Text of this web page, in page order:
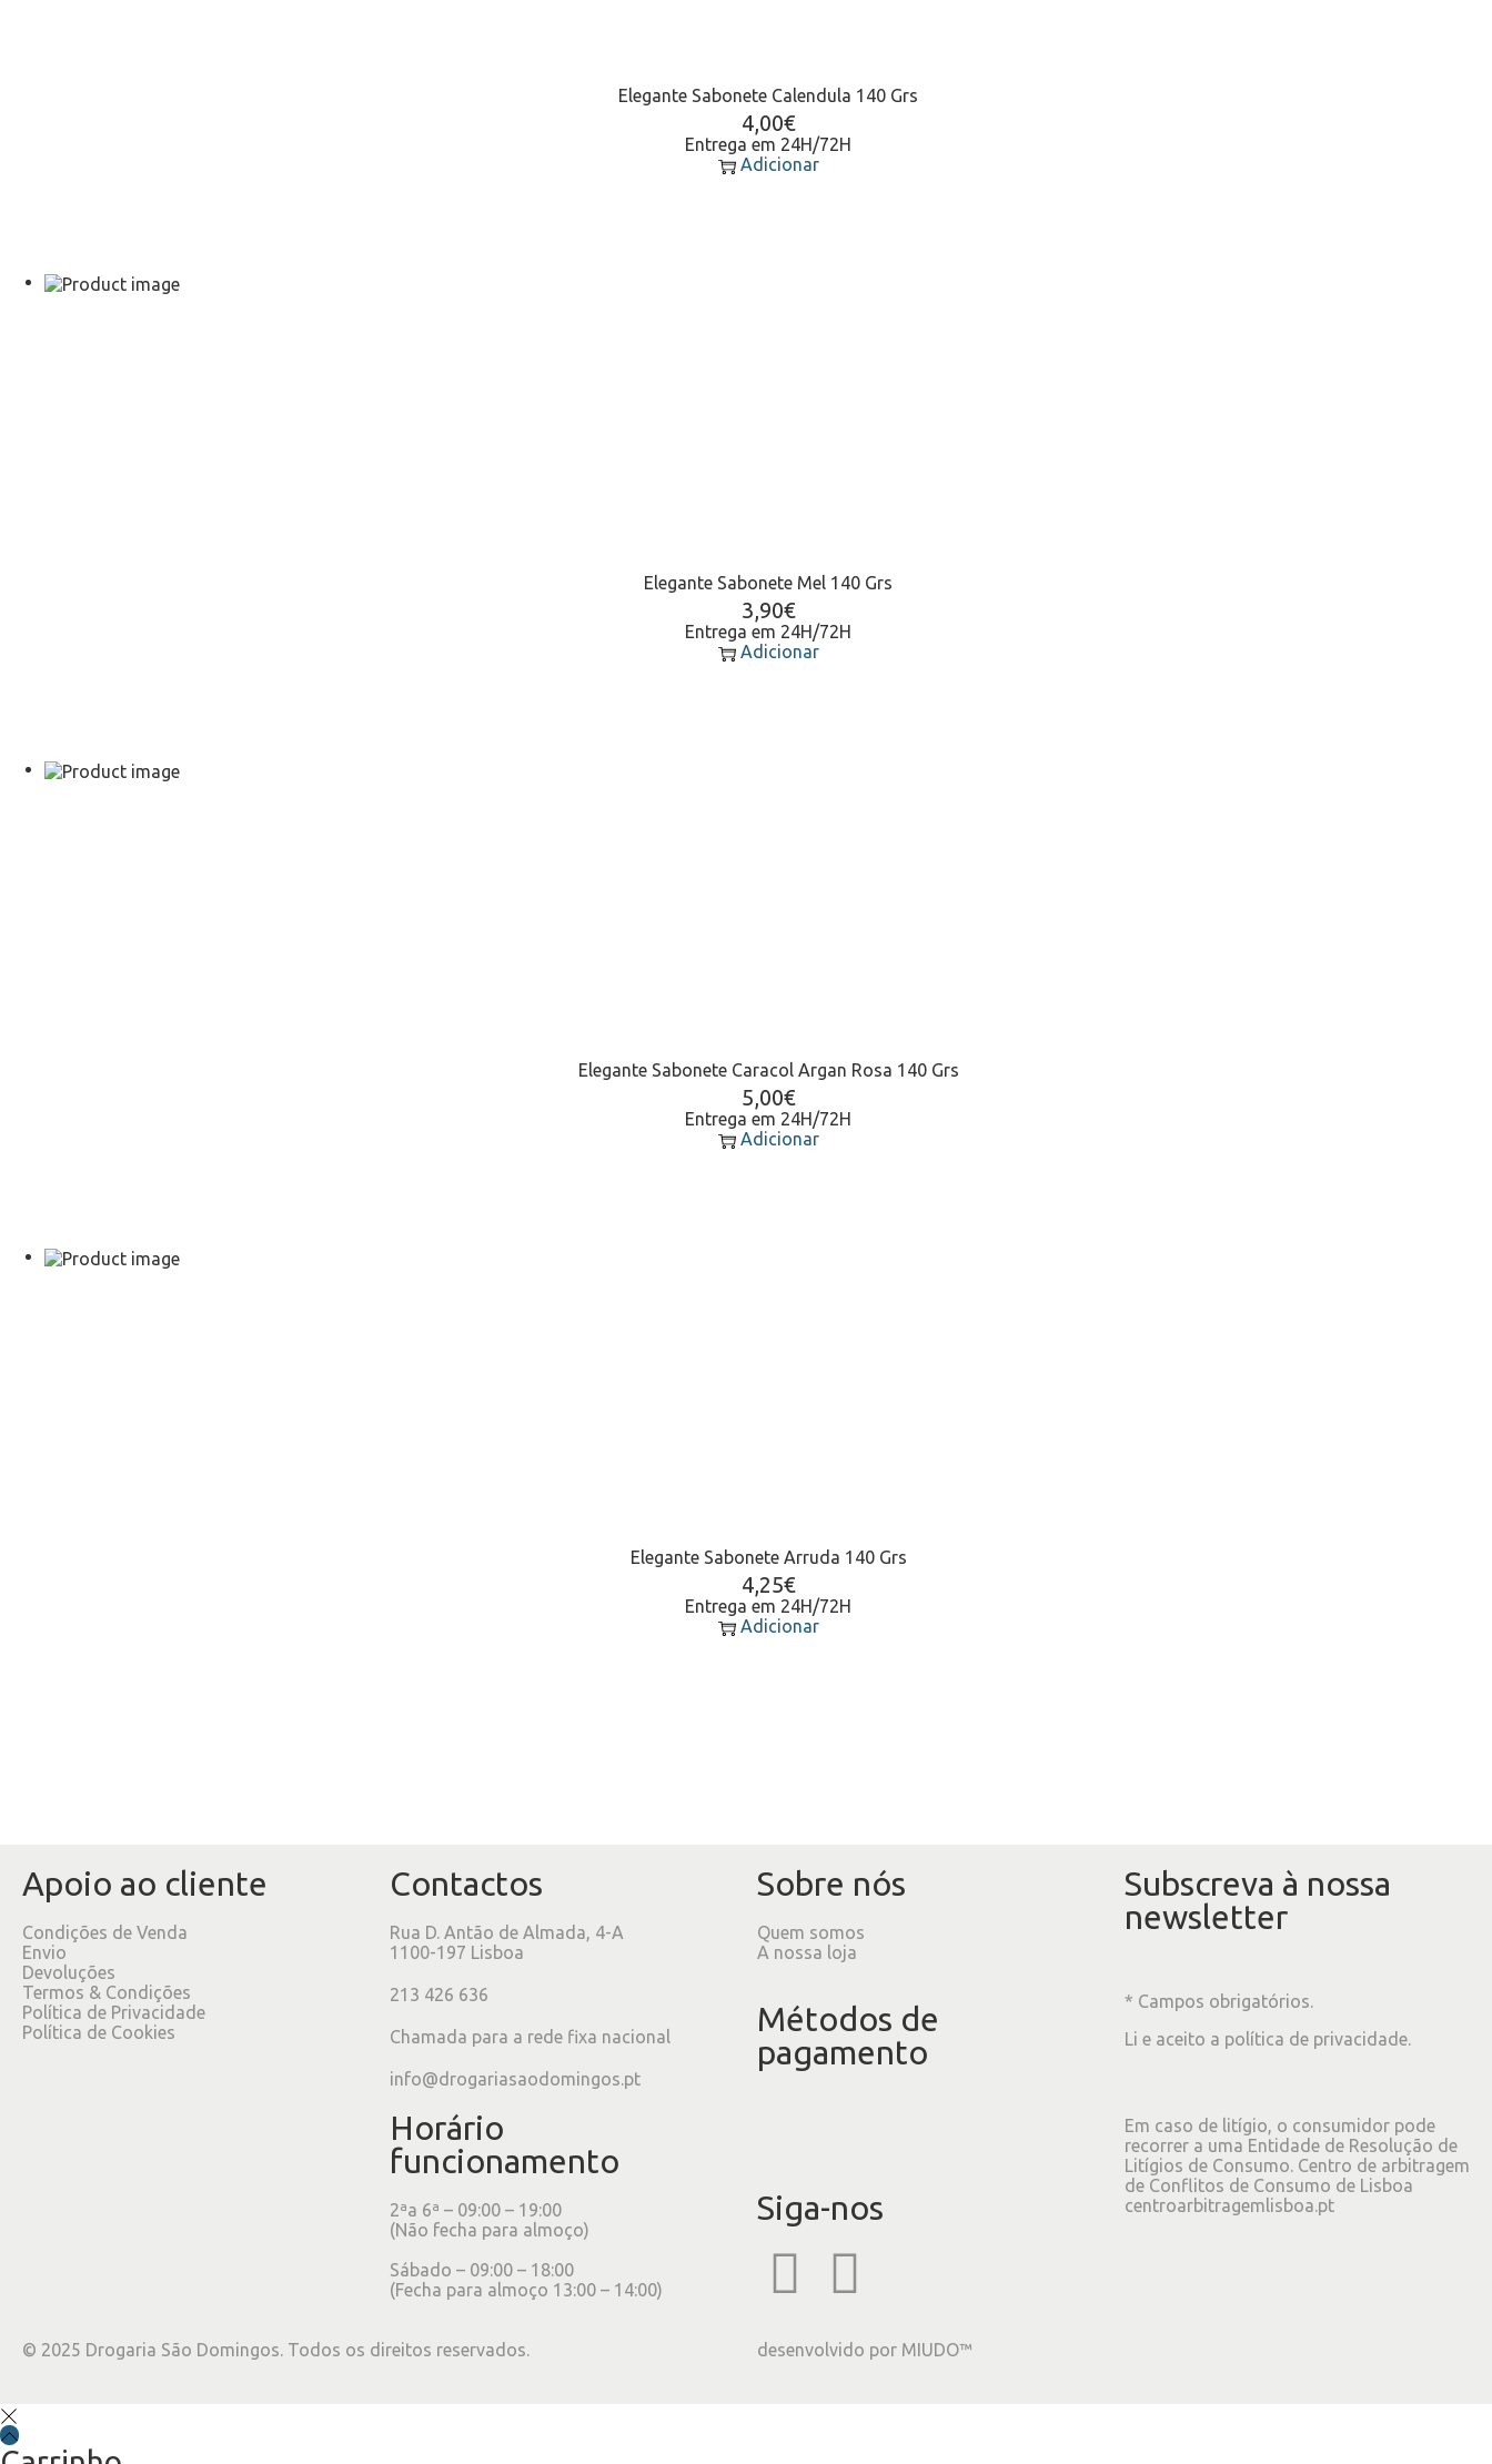
Elegante Sabonete Calendula 140 Grs
4,00€
Entrega em 24H/72H
Adicionar
Elegante Sabonete Mel 140 Grs
3,90€
Entrega em 24H/72H
Adicionar
Elegante Sabonete Caracol Argan Rosa 140 Grs
5,00€
Entrega em 24H/72H
Adicionar
Elegante Sabonete Arruda 140 Grs
4,25€
Entrega em 24H/72H
Adicionar
Apoio ao cliente
Condições de Venda
Envio
Devoluções
Termos & Condições
Política de Privacidade
Política de Cookies
Contactos
Rua D. Antão de Almada, 4-A
1100-197 Lisboa
213 426 636
Chamada para a rede fixa nacional
info@drogariasaodomingos.pt
Horário
funcionamento
2ªa 6ª – 09:00 – 19:00
(Não fecha para almoço)
Sábado – 09:00 – 18:00
(Fecha para almoço 13:00 – 14:00)
Sobre nós
Quem somos
A nossa loja
Métodos de
pagamento
Siga-nos
Subscreva à nossa
newsletter
* Campos obrigatórios.
Li e aceito a política de privacidade.
Em caso de litígio, o consumidor pode
recorrer a uma Entidade de Resolução de
Litígios de Consumo. Centro de arbitragem
de Conflitos de Consumo de Lisboa
centroarbitragemlisboa.pt
© 2025 Drogaria São Domingos. Todos os direitos reservados. desenvolvido por MIUDO™